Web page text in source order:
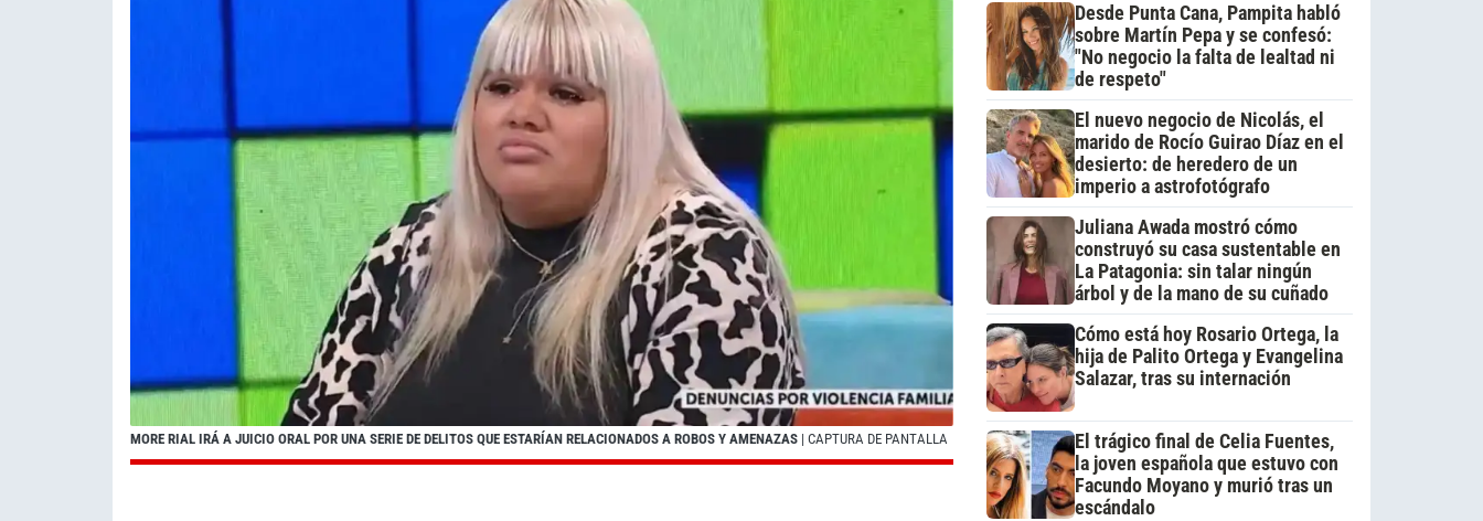
MORE RIAL IRÁ A JUICIO ORAL POR UNA SERIE DE DELITOS QUE ESTARÍAN RELACIONADOS A ROBOS Y AMENAZAS | CAPTURA DE PANTALLA
Desde Punta Cana, Pampita habló
sobre Martín Pepa y se confesó:
"No negocio la falta de lealtad ni
de respeto"
El nuevo negocio de Nicolás, el
marido de Rocío Guirao Díaz en el
desierto: de heredero de un
imperio a astrofotógrafo
Juliana Awada mostró cómo
construyó su casa sustentable en
La Patagonia: sin talar ningún
árbol y de la mano de su cuñado
Cómo está hoy Rosario Ortega, la
hija de Palito Ortega y Evangelina
Salazar, tras su internación
El trágico final de Celia Fuentes,
la joven española que estuvo con
Facundo Moyano y murió tras un
escándalo